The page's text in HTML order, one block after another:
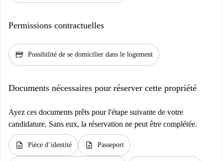
Permissions contractuelles
credit_score Possibilité de se domicilier dans le logement
Documents nécessaires pour réserver cette propriété
Ayez ces documents prêts pour l'étape suivante de votre
candidature. Sans eux, la réservation ne peut être complétée.
description Pièce d’identité description Passeport